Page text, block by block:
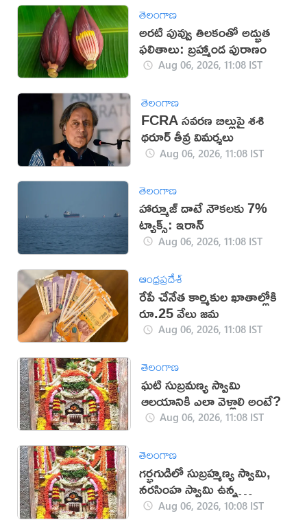
తెలంగాణ
అరటి పువ్వు తిలకంతో అద్భుత
ఫలితాలు: బ్రహ్మాండ పురాణం
Aug 06, 2026, 11:08 IST
తెలంగాణ
FCRA సవరణ బిల్లుపై శశి
థరూర్ తీవ్ర విమర్శలు
Aug 06, 2026, 11:08 IST
తెలంగాణ
హార్మూజ్ దాటే నౌకలకు 7%
ట్యాక్స్: ఇరాన్
Aug 06, 2026, 11:08 IST
ఆంధ్రప్రదేశ్
రేపే చేనేత కార్మికుల ఖాతాల్లోకి
రూ.25 వేలు జమ
Aug 06, 2026, 11:08 IST
తెలంగాణ
ఘటి సుబ్రమణ్య స్వామి
ఆలయానికి ఎలా వెళ్లాలి అంటే?
Aug 06, 2026, 11:08 IST
తెలంగాణ
గర్భగుడిలో సుబ్రహ్మణ్య స్వామి,
నరసింహ స్వామి ఉన్న
దేవాలయం ఇదే
Aug 06, 2026, 10:08 IST